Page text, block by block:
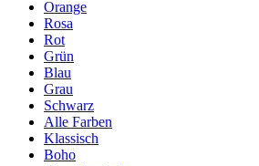
Orange
Rosa
Rot
Grün
Blau
Grau
Schwarz
Alle Farben
Klassisch
Boho